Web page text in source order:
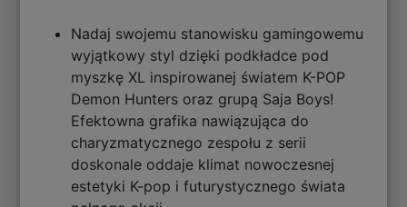
Nadaj swojemu stanowisku gamingowemu
wyjątkowy styl dzięki podkładce pod
myszkę XL inspirowanej światem K-POP
Demon Hunters oraz grupą Saja Boys!
Efektowna grafika nawiązująca do
charyzmatycznego zespołu z serii
doskonale oddaje klimat nowoczesnej
estetyki K-pop i futurystycznego świata